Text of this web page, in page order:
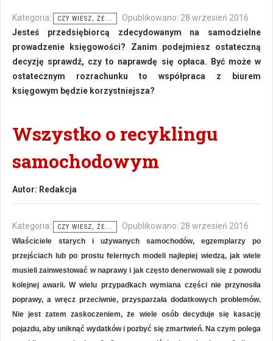
Kategoria: CZY WIESZ, ŻE...
Opublikowano: 28 wrzesień 2016
Jesteś przedsiębiorcą zdecydowanym na samodzielne
prowadzenie księgowości? Zanim podejmiesz ostateczną
decyzję sprawdź, czy to naprawdę się opłaca. Być może w
ostatecznym rozrachunku to współpraca z biurem
księgowym będzie korzystniejsza?
Wszystko o recyklingu
samochodowym
Autor: Redakcja
Kategoria: CZY WIESZ, ŻE... Opublikowano: 28 wrzesień 2016
Właściciele starych i używanych samochodów, egzemplarzy po
przejściach lub po prostu felernych modeli najlepiej wiedzą, jak wiele
musieli zainwestować w naprawy i jak często denerwowali się z powodu
kolejnej awarii. W wielu przypadkach wymiana części nie przynosiła
poprawy, a wręcz przeciwnie, przysparzała dodatkowych problemów.
Nie jest zatem zaskoczeniem, że wiele osób decyduje się kasację
pojazdu, aby uniknąć wydatków i pozbyć się zmartwień. Na czym polega